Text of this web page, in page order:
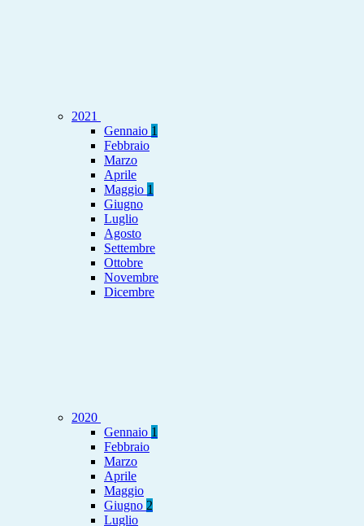
2021
Gennaio 1
Febbraio
Marzo
Aprile
Maggio 1
Giugno
Luglio
Agosto
Settembre
Ottobre
Novembre
Dicembre
2020
Gennaio 1
Febbraio
Marzo
Aprile
Maggio
Giugno 2
Luglio